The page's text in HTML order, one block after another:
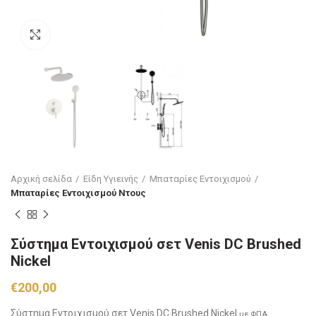
Αρχική σελίδα Είδη Υγιεινής
Μπαταρίες Εντοιχισμού
Μπαταρίες Εντοιχισμού Ντους
Σύστημα Εντοιχισμού σετ Venis DC Brushed
Nickel
€200,00
Σύστημα Εντοιχισμού σετ Venis DC Brushed Nickel